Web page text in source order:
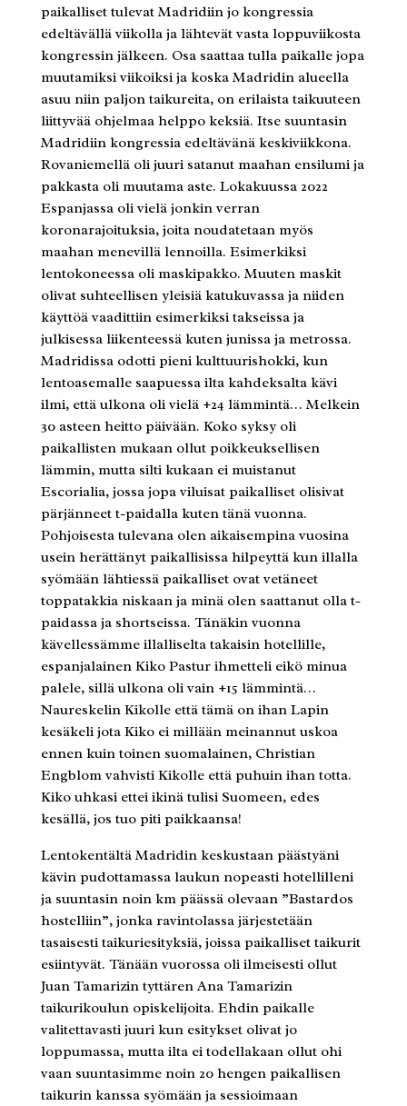
paikalliset tulevat Madridiin jo kongressia
edeltävällä viikolla ja lähtevät vasta loppuviikosta
kongressin jälkeen. Osa saattaa tulla paikalle jopa
muutamiksi viikoiksi ja koska Madridin alueella
asuu niin paljon taikureita, on erilaista taikuuteen
liittyvää ohjelmaa helppo keksiä. Itse suuntasin
Madridiin kongressia edeltävänä keskiviikkona.
Rovaniemellä oli juuri satanut maahan ensilumi ja
pakkasta oli muutama aste. Lokakuussa 2022
Espanjassa oli vielä jonkin verran
koronarajoituksia, joita noudatetaan myös
maahan menevillä lennoilla. Esimerkiksi
lentokoneessa oli maskipakko. Muuten maskit
olivat suhteellisen yleisiä katukuvassa ja niiden
käyttöä vaadittiin esimerkiksi takseissa ja
julkisessa liikenteessä kuten junissa ja metrossa.
Madridissa odotti pieni kulttuurishokki, kun
lentoasemalle saapuessa ilta kahdeksalta kävi
ilmi, että ulkona oli vielä +24 lämmintä… Melkein
30 asteen heitto päivään. Koko syksy oli
paikallisten mukaan ollut poikkeuksellisen
lämmin, mutta silti kukaan ei muistanut
Escorialia, jossa jopa viluisat paikalliset olisivat
pärjänneet t-paidalla kuten tänä vuonna.
Pohjoisesta tulevana olen aikaisempina vuosina
usein herättänyt paikallisissa hilpeyttä kun illalla
syömään lähtiessä paikalliset ovat vetäneet
toppatakkia niskaan ja minä olen saattanut olla t-
paidassa ja shortseissa. Tänäkin vuonna
kävellessämme illalliselta takaisin hotellille,
espanjalainen Kiko Pastur ihmetteli eikö minua
palele, sillä ulkona oli vain +15 lämmintä…
Naureskelin Kikolle että tämä on ihan Lapin
kesäkeli jota Kiko ei millään meinannut uskoa
ennen kuin toinen suomalainen, Christian
Engblom vahvisti Kikolle että puhuin ihan totta.
Kiko uhkasi ettei ikinä tulisi Suomeen, edes
kesällä, jos tuo piti paikkaansa!
Lentokentältä Madridin keskustaan päästyäni
kävin pudottamassa laukun nopeasti hotellilleni
ja suuntasin noin km päässä olevaan ”Bastardos
hostelliin”, jonka ravintolassa järjestetään
tasaisesti taikuriesityksiä, joissa paikalliset taikurit
esiintyvät. Tänään vuorossa oli ilmeisesti ollut
Juan Tamarizin tyttären Ana Tamarizin
taikurikoulun opiskelijoita. Ehdin paikalle
valitettavasti juuri kun esitykset olivat jo
loppumassa, mutta ilta ei todellakaan ollut ohi
vaan suuntasimme noin 20 hengen paikallisen
taikurin kanssa syömään ja sessioimaan